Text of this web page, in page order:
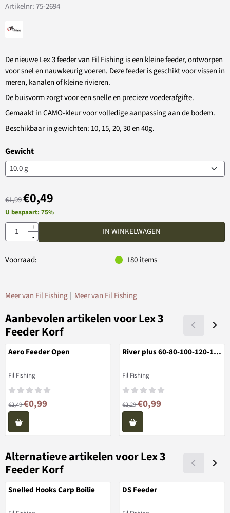
Artikelnr:75-2694
De nieuwe Lex 3 feeder van Fil Fishing is een kleine feeder, ontworpen
voor snel en nauwkeurig voeren. Deze feeder is geschikt voor vissen in
meren, kanalen of kleine rivieren.
De buisvorm zorgt voor een snelle en precieze voederafgifte.
Gemaakt in CAMO-kleur voor volledige aanpassing aan de bodem.
Beschikbaar in gewichten: 10, 15, 20, 30 en 40g.
Gewicht
€1,99€0,49
U bespaart: 75%
Aantal
+
-
IN WINKELWAGEN
Voorraad: 180 items
Meer van Fil Fishing| Meer van Fil Fishing
Aanbevolen artikelen voorLex 3
Feeder Korf
Aero Feeder Open
Merk:
Fil Fishing
Van 2,49 voor 0,99
€2,49€0,99
River plus 60-80-100-120-140
Merk:
Fil Fishing
Van 2,29 voor 0,99
€2,29€0,99
Alternatieve artikelen voorLex 3
Feeder Korf
Snelled Hooks Carp Boilie DS Feeder